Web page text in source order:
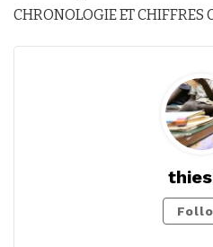
CHRONOLOGIE ET CHIFFRES